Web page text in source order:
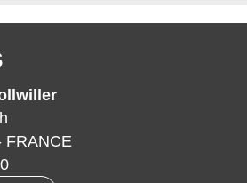
FRANCE